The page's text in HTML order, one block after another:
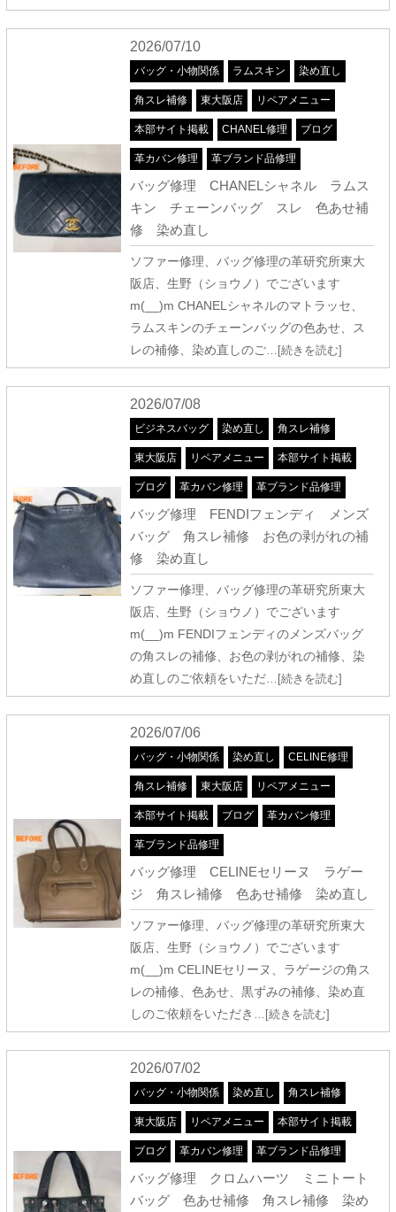
2026/07/10
バッグ・小物関係 ラムスキン 染め直し
角スレ補修 東大阪店 リペアメニュー
本部サイト掲載 CHANEL修理 ブログ
革カバン修理 革ブランド品修理
バッグ修理 CHANELシャネル ラムス
キン チェーンバッグ スレ 色あせ補
修 染め直し
ソファー修理、バッグ修理の革研究所東大
阪店、生野（ショウノ）でございます
m(__)m CHANELシャネルのマトラッセ、
ラムスキンのチェーンバッグの色あせ、ス
レの補修、染め直しのご…[続きを読む]
2026/07/08
ビジネスバッグ 染め直し 角スレ補修
東大阪店 リペアメニュー 本部サイト掲載
ブログ 革カバン修理 革ブランド品修理
バッグ修理 FENDIフェンディ メンズ
バッグ 角スレ補修 お色の剥がれの補
修 染め直し
ソファー修理、バッグ修理の革研究所東大
阪店、生野（ショウノ）でございます
m(__)m FENDIフェンディのメンズバッグ
の角スレの補修、お色の剥がれの補修、染
め直しのご依頼をいただ…[続きを読む]
2026/07/06
バッグ・小物関係 染め直し CELINE修理
角スレ補修 東大阪店 リペアメニュー
本部サイト掲載 ブログ 革カバン修理
革ブランド品修理
バッグ修理 CELINEセリーヌ ラゲー
ジ 角スレ補修 色あせ補修 染め直し
ソファー修理、バッグ修理の革研究所東大
阪店、生野（ショウノ）でございます
m(__)m CELINEセリーヌ、ラゲージの角ス
レの補修、色あせ、黒ずみの補修、染め直
しのご依頼をいただき …[続きを読む]
2026/07/02
バッグ・小物関係 染め直し 角スレ補修
東大阪店 リペアメニュー 本部サイト掲載
ブログ 革カバン修理 革ブランド品修理
バッグ修理 クロムハーツ ミニトート
バッグ 色あせ補修 角スレ補修 染め